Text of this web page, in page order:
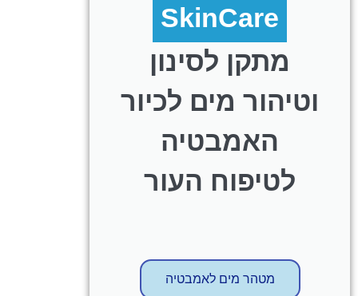
SkinCare
מתקן לסינון
וטיהור מים לכיור
האמבטיה
לטיפוח העור
מטהר מים לאמבטיה